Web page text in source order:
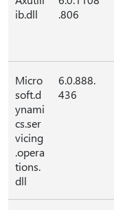
ib.dll
.806
Micro
soft.d
ynami
cs.ser
vicing
.opera
tions.
dll
6.0.888.
436